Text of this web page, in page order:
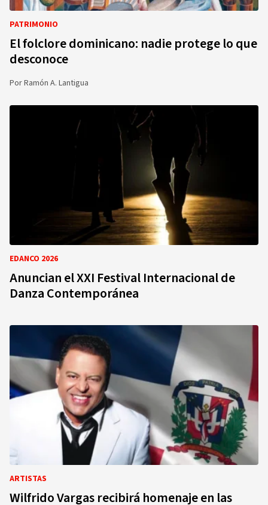
PATRIMONIO
El folclore dominicano: nadie protege lo que
desconoce
PorRamón A. Lantigua
EDANCO 2026
Anuncian el XXI Festival Internacional de
Danza Contemporánea
ARTISTAS
Wilfrido Vargas recibirá homenaje en las